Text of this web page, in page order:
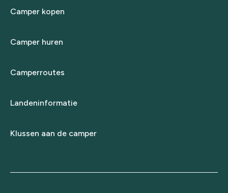
Camper kopen
Camper huren
Camperroutes
Landeninformatie
Klussen aan de camper